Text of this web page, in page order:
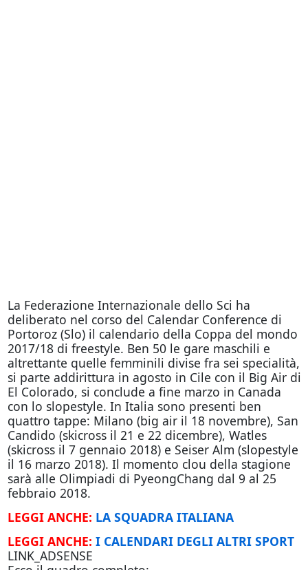
La Federazione Internazionale dello Sci ha
deliberato nel corso del Calendar Conference di
Portoroz (Slo) il calendario della Coppa del mondo
2017/18 di freestyle. Ben 50 le gare maschili e
altrettante quelle femminili divise fra sei specialità,
si parte addirittura in agosto in Cile con il Big Air di
El Colorado, si conclude a fine marzo in Canada
con lo slopestyle. In Italia sono presenti ben
quattro tappe: Milano (big air il 18 novembre), San
Candido (skicross il 21 e 22 dicembre), Watles
(skicross il 7 gennaio 2018) e Seiser Alm (slopestyle
il 16 marzo 2018). Il momento clou della stagione
sarà alle Olimpiadi di PyeongChang dal 9 al 25
febbraio 2018.
LEGGI ANCHE: LA SQUADRA ITALIANA
LEGGI ANCHE: I CALENDARI DEGLI ALTRI SPORT
LINK_ADSENSE